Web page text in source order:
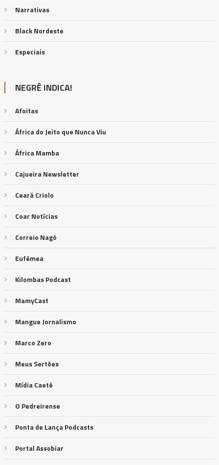
Narrativas
Black Nordeste
Especiais
NEGRÊ INDICA!
Afoitas
África do Jeito que Nunca Viu
África Mamba
Cajueira Newsletter
Ceará Criolo
Coar Notícias
Correio Nagô
Eufêmea
Kilombas Podcast
MamyCast
Mangue Jornalismo
Marco Zero
Meus Sertões
Mídia Caeté
O Pedreirense
Ponta de Lança Podcasts
Portal Assobiar